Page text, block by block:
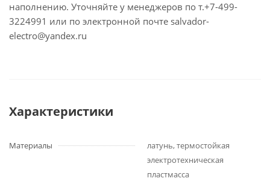
наполнению. Уточняйте у менеджеров по т.+7-499-
3224991 или по электронной почте salvador-
electro@yandex.ru
Характеристики
Материалы
латунь, термостойкая
электротехническая
пластмасса